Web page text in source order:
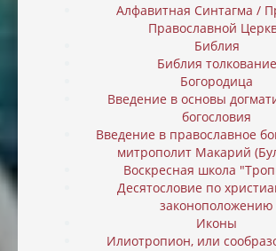
Алфавитная Синтагма /
Православной
Библия
Библия толкование
Богородица
Введение в основы
богословия
Введение в православное
митрополит Макарий
Воскресная школа
Десятословие по
законоположению
Иконы
Илиотропион, или